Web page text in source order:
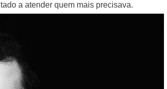
a atender quem mais precisava.